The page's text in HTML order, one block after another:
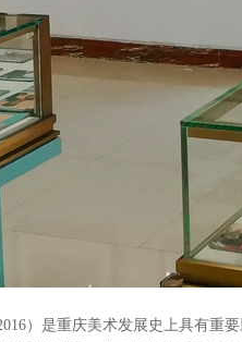
）是重庆美术发展史上具有重